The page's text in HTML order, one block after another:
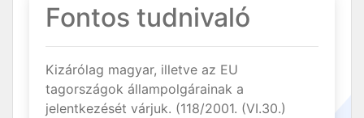
Fontos tudnivaló
Kizárólag magyar, illetve az EU
tagországok állampolgárainak a
jelentkezését várjuk. (118/2001. (VI.30.)